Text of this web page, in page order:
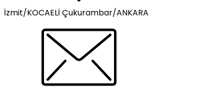
İzmit/KOCAELİ Çukurambar/ANKARA